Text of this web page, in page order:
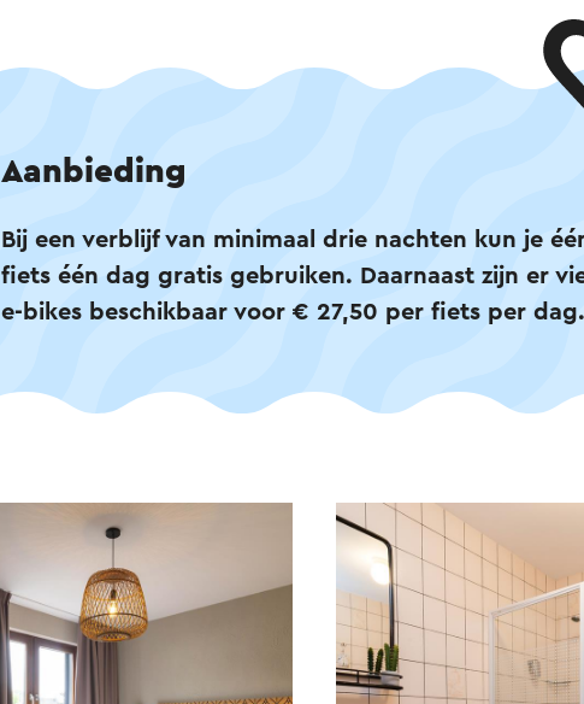
Aanbieding
Bij een verblijf van minimaal drie nachten kun je
fiets één dag gratis gebruiken. Daarnaast zijn er
e-bikes beschikbaar voor € 27,50 per fiets per dag.